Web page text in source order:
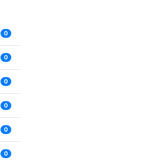
0
0
0
0
0
0